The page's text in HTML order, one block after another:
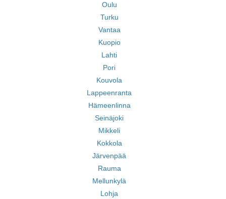
Oulu
Turku
Vantaa
Kuopio
Lahti
Pori
Kouvola
Lappeenranta
Hämeenlinna
Seinäjoki
Mikkeli
Kokkola
Järvenpää
Rauma
Mellunkylä
Lohja